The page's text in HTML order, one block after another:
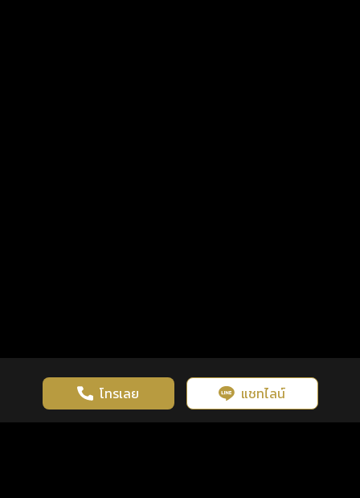
โทรเลย แชทไลน์
เว็บไซต์นี้มีการใช้งานคุกกี้ เพื่อเพิ่มประสิทธิภาพและประสบการณ์ที่ดี
ในการใช้งานเว็บไซต์ นโยบายความเป็นส่วนตัว
รู้ก่อน พร้อมกว่า ทุกจังหวะชีวิต คลิกดูดวงฟรี